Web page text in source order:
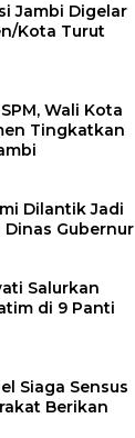
Jambi Digelar
Kota Turut
Wali Kota
Tingkatkan
Dilantik Jadi
Dinas Gubernur
Salurkan
di 9 Panti
Siaga Sensus
Berikan